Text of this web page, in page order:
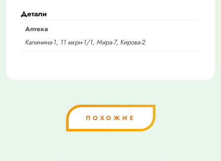
Детали
Аптека
Калинина-1, 11 мкрн-1/1, Мира-7, Кирова-2
ПОХОЖИЕ